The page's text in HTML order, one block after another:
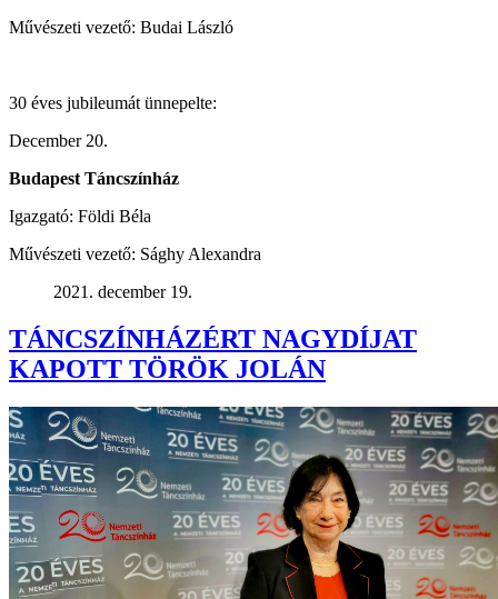
Művészeti vezető: Budai László
30 éves jubileumát ünnepelte:
December 20.
Budapest Táncszínház
Igazgató: Földi Béla
Művészeti vezető: Sághy Alexandra
2021. december 19.
TÁNCSZÍNHÁZÉRT NAGYDÍJAT
KAPOTT TÖRÖK JOLÁN